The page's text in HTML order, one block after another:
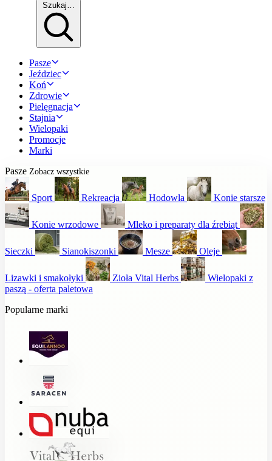
Szukaj…
Pasze
Jeździec
Koń
Zdrowie
Pielęgnacja
Stajnia
Wielopaki
Promocje
Marki
Pasze Zobacz wszystkie
Sport Rekreacja Hodowla Konie starsze
Konie wrzodowe Mleko i preparaty dla źrebiąt
Sieczki Sianokiszonki Mesze Oleje
Lizawki i smakołyki Zioła Vital Herbs
Wielopaki z
paszą - oferta paletowa
Popularne marki